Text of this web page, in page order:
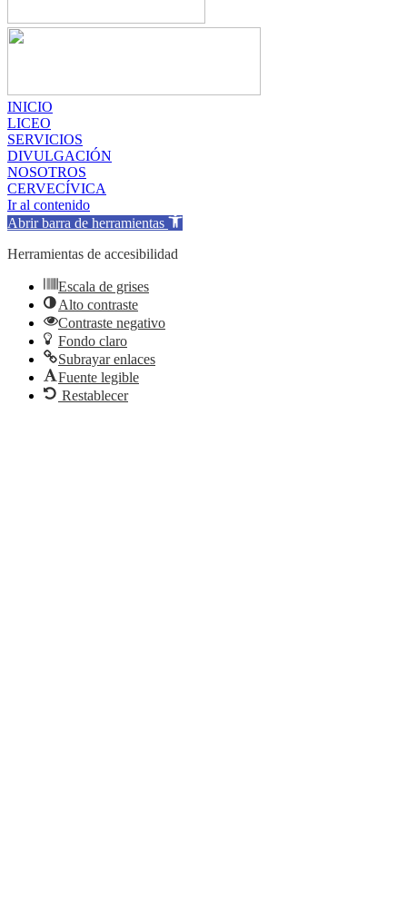
INICIO
LICEO
SERVICIOS
DIVULGACIÓN
NOSOTROS
CERVECÍVICA
Ir al contenido
Abrir barra de herramientas
Herramientas de accesibilidad
Escala de grises
Alto contraste
Contraste negativo
Fondo claro
Subrayar enlaces
Fuente legible
Restablecer